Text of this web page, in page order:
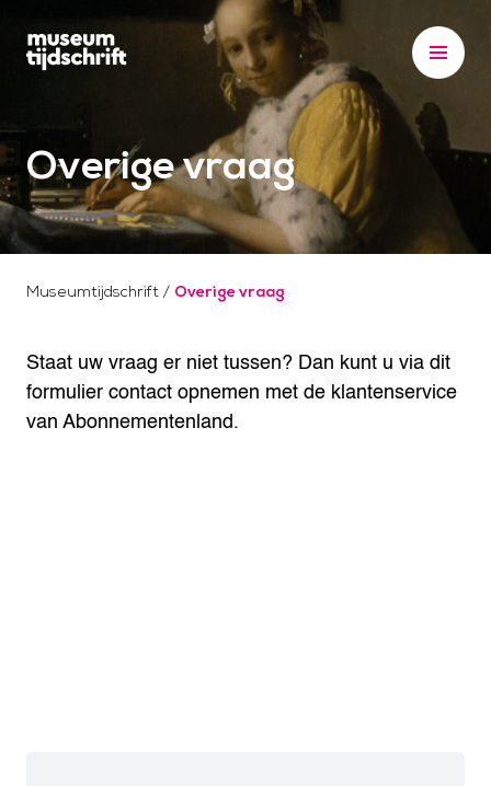
t
o
c
o
n
Overige vraag
Museumtijdschrift / Overige vraag
Staat uw vraag er niet tussen? Dan kunt u via dit
formulier contact opnemen met de klantenservice
van Abonnementenland.